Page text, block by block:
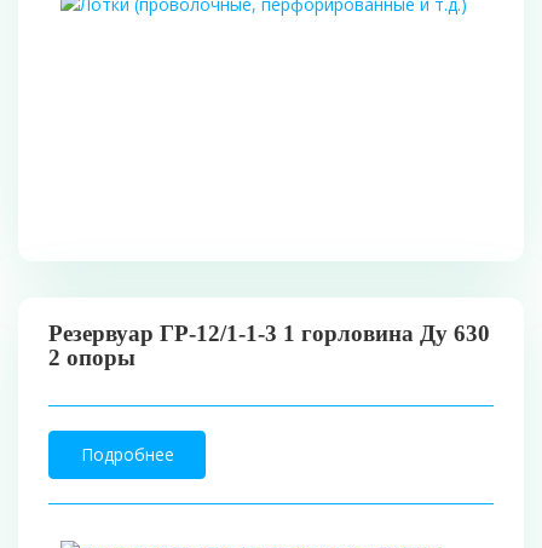
Резервуар ГР-12/1-1-3 1 горловина Ду 630
2 опоры
Подробнее